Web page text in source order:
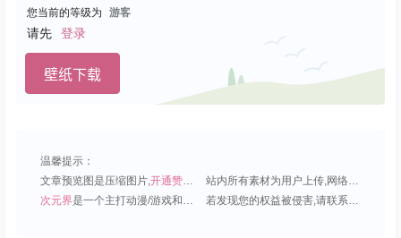
您当前的等级为 游客
请先 登录
壁纸下载
温馨提示：
文章预览图是压缩图片,开通赞助会员 可免费下载超清原图;
站内所有素材为用户上传,网络分享或原创,请勿用于商业用途;
次元界是一个主打动漫/游戏和虚拟偶像角色的插画壁纸平台; 若发现您的权益被侵害,请联系QQ1815919191,我们尽快处理.